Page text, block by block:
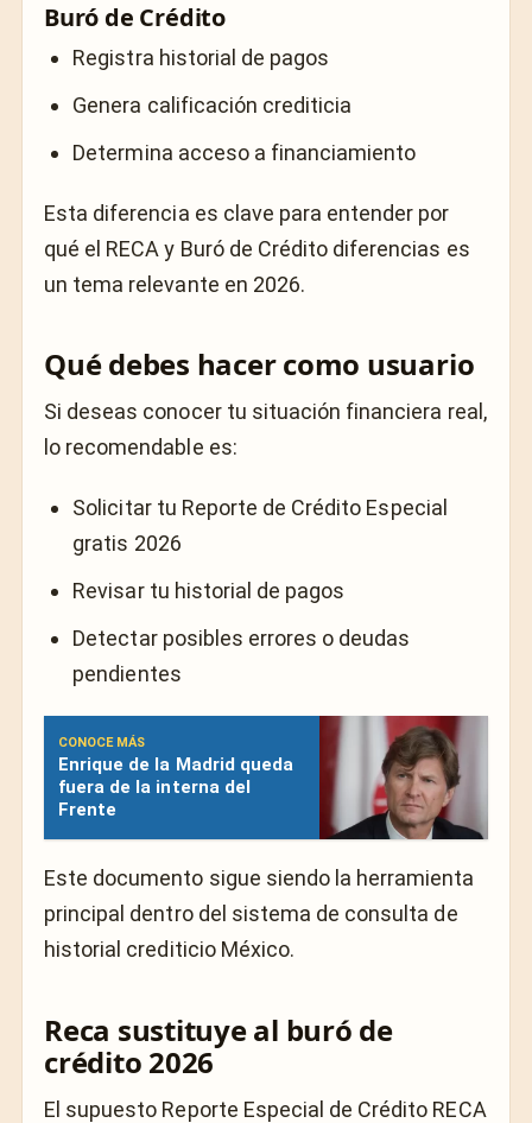
Buró de Crédito
Registra historial de pagos
Genera calificación crediticia
Determina acceso a financiamiento
Esta diferencia es clave para entender por
qué el RECA y Buró de Crédito diferencias es
un tema relevante en 2026.
Qué debes hacer como usuario
Si deseas conocer tu situación financiera real,
lo recomendable es:
Solicitar tu Reporte de Crédito Especial
gratis 2026
Revisar tu historial de pagos
Detectar posibles errores o deudas
pendientes
CONOCE MÁS
Enrique de la Madrid queda
fuera de la interna del
Frente
Este documento sigue siendo la herramienta
principal dentro del sistema de consulta de
historial crediticio México.
Reca sustituye al buró de
crédito 2026
El supuesto Reporte Especial de Crédito RECA